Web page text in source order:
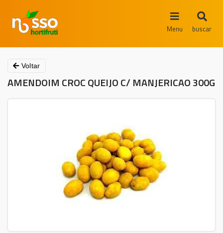
Menu buscar
Voltar
AMENDOIM CROC QUEIJO C/ MANJERICAO 300G